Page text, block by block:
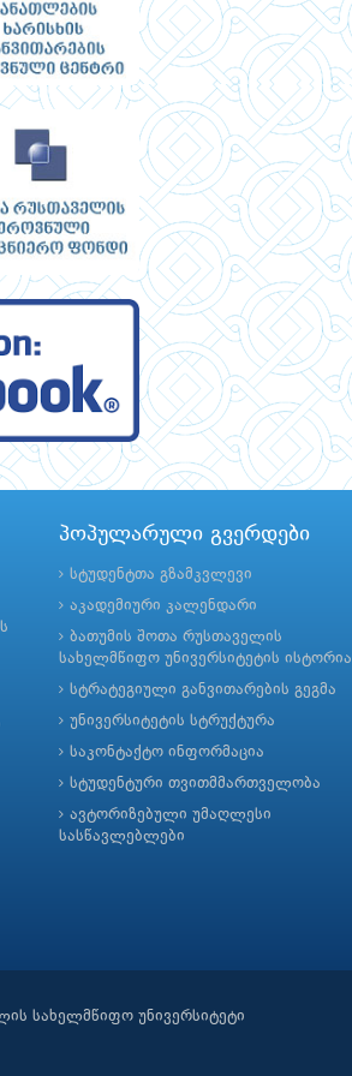
პოპულარული გვერდები
სტუდენტთა გზამკვლევი
აკადემიური კალენდარი
ბათუმის შოთა რუსთაველის
სახელმწიფო უნივერსიტეტის ისტორია
სტრატეგიული განვითარების გეგმა
უნივერსიტეტის სტრუქტურა
საკონტაქტო ინფორმაცია
სტუდენტური თვითმმართველობა
ავტორიზებული უმაღლესი
სასწავლებლები
სახელმწიფო უნივერსიტეტი